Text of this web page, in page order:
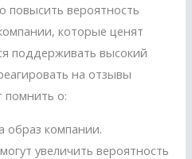
повысить вероятность
которые ценят
поддерживать высокий
на отзывы
помнить о:
образ компании.
увеличить вероятность